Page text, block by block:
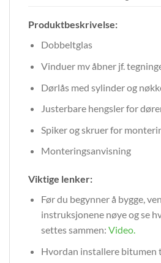
Produktbeskrivelse:
Dobbeltglas
Vinduer mv åbner jf.
Dørlås med sylinder og
Justerbare hengsler for
Spiker og skruer for
Monteringsanvisning
Viktige lenker:
Før du begynner å bygge,
instruksjonene nøye og se
settes sammen: Video.
Hvordan installere bitumen